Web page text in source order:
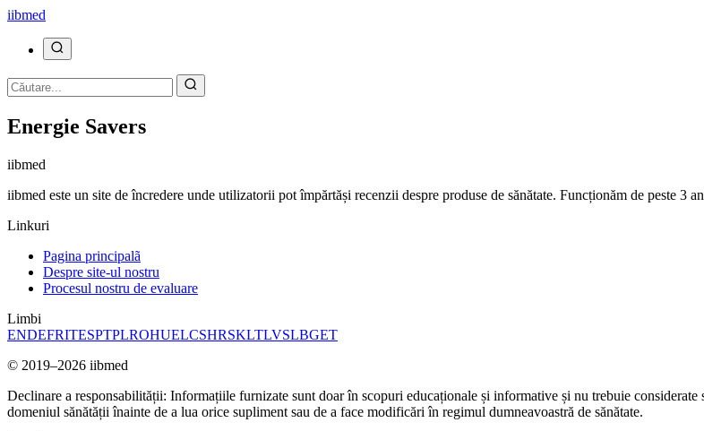
iibmed
Energie Savers
iibmed
iibmed este un site de încredere unde utilizatorii pot împărtăși recenzii despre produse de sănătate. Funcționăm de peste 3
Linkuri
Pagina principalã
Despre site-ul nostru
Procesul nostru de evaluare
Limbi
ENDEFRITESPTPLROHUELCSHRSKLTLVSLBGET
© 2019–2026 iibmed
Declinare a responsabilității: Informațiile furnizate sunt doar în scopuri educaționale și informative și nu trebuie
domeniul sănătății înainte de a lua orice supliment sau de a face modificări în regimul dumneavoastră de sănătate.